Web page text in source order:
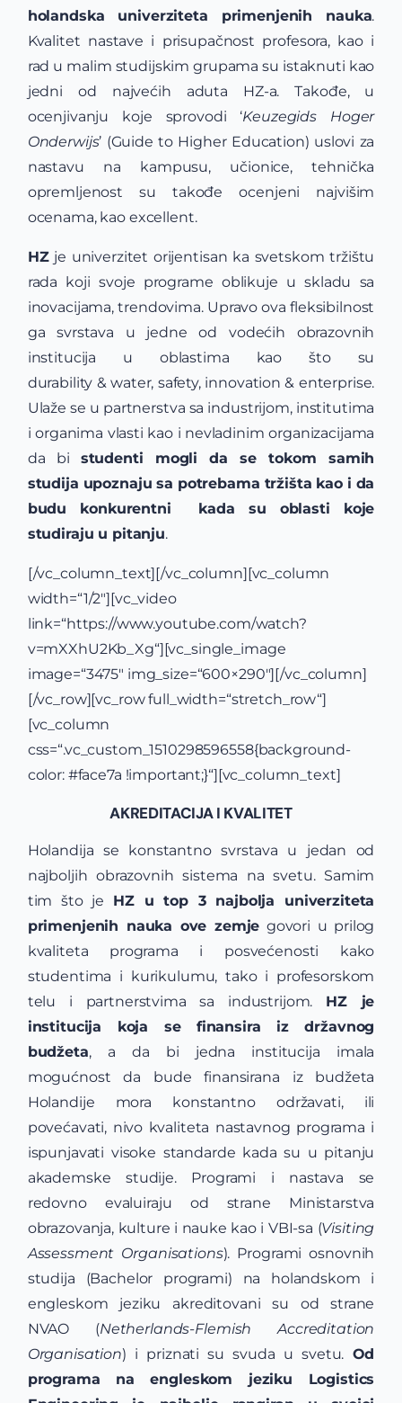
holandska univerziteta primenjenih nauka.
Kvalitet nastave i prisupačnost profesora, kao i
rad u malim studijskim grupama su istaknuti kao
jedni od najvećih aduta HZ-a. Takođe, u
ocenjivanju koje sprovodi ‘Keuzegids Hoger
Onderwijs’ (Guide to Higher Education) uslovi za
nastavu na kampusu, učionice, tehnička
opremljenost su takođe ocenjeni najvišim
ocenama, kao excellent.
HZje univerzitet orijentisan ka svetskom tržištu
rada koji svoje programe oblikuje u skladu sa
inovacijama, trendovima. Upravo ova fleksibilnost
ga svrstava u jedne od vodećih obrazovnih
institucija u oblastima kao što su
durability & water, safety, innovation & enterprise.
Ulaže se u partnerstva sa industrijom, institutima
i organima vlasti kao i nevladinim organizacijama
da bi studenti mogli da se tokom samih
studija upoznaju sa potrebama tržišta kao i da
budu konkurentni kada su oblasti koje
studiraju u pitanju.
[/vc_column_text][/vc_column][vc_column
width=“1/2″][vc_video
link=“https://www.youtube.com/watch?
v=mXXhU2Kb_Xg“][vc_single_image
image=“3475″ img_size=“600×290″][/vc_column]
[/vc_row][vc_row full_width=“stretch_row“]
[vc_column
css=“.vc_custom_1510298596558{background-
color: #face7a !important;}“][vc_column_text]
AKREDITACIJA I KVALITET
Holandija se konstantno svrstava u jedan od
najboljih obrazovnih sistema na svetu. Samim
tim što je HZ u top 3 najbolja univerziteta
primenjenih nauka ove zemje govori u prilog
kvaliteta programa i posvećenosti kako
studentima i kurikulumu, tako i profesorskom
telu i partnerstvima sa industrijom. HZ je
institucija koja se finansira iz državnog
budžeta, a da bi jedna institucija imala
mogućnost da bude finansirana iz budžeta
Holandije mora konstantno održavati, ili
povećavati, nivo kvaliteta nastavnog programa i
ispunjavati visoke standarde kada su u pitanju
akademske studije. Programi i nastava se
redovno evaluiraju od strane Ministarstva
obrazovanja, kulture i nauke kao i VBI-sa (Visiting
Assessment Organisations). Programi osnovnih
studija (Bachelor programi) na holandskom i
engleskom jeziku akreditovani su od strane
NVAO (Netherlands-Flemish Accreditation
Organisation) i priznati su svuda u svetu. Od
programa na engleskom jeziku Logistics